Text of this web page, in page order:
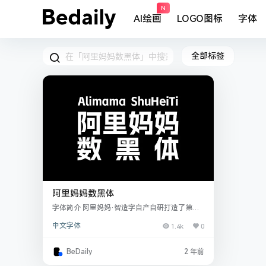
AI绘画
N
LOGO图标 字体
全部标签
阿里妈妈数黑体
字体简介 阿里妈妈·智造字自产自研打造了第一
款字的生成是人机协同工作的成果，设计原型，
生成满意标准字库。 数黑体是基于阿里妈妈营销
应用场景下产生的营销字体，通用性和易用性
中文字体 1.4k 0
BeDaily 2 年前